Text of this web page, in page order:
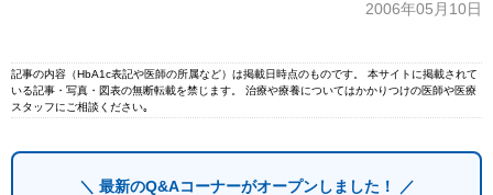
2006年05月10日
記事の内容（HbA1c表記や医師の所属など）は掲載日時点のものです。 本サイトに掲載されて
いる記事・写真・図表の無断転載を禁じます。 治療や療養についてはかかりつけの医師や医療
スタッフにご相談ください｡
＼ 最新のQ&Aコーナーがオープンしました！ ／